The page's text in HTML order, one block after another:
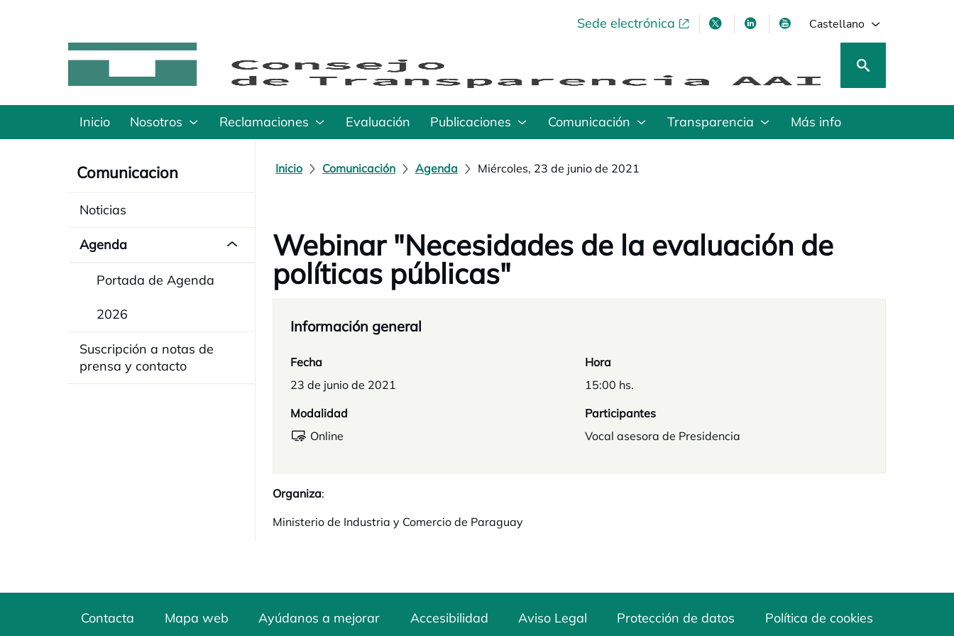
Sede electrónicase abre en una pestaña nueva
se abre en una pestaña nueva
se abre en una pestaña nueva
se abre en una pestaña
Castellano
Inicio Nosotros Reclamaciones Evaluación Publicaciones Comunicación Transparencia Más info
Comunicacion
Noticias
Agenda
Portada de Agenda
2026
Suscripción a notas de
prensa y contacto
Inicio Comunicación Agenda Miércoles, 23 de junio de 2021
Webinar "Necesidades de la evaluación de
políticas públicas"
Información general
Fecha
23 de junio de 2021
Hora
15:00 hs.
Modalidad
Online
Participantes
Vocal asesora de Presidencia
Organiza:
Ministerio de Industria y Comercio de Paraguay
Contacta Mapa web Ayúdanos a mejorar Accesibilidad Aviso Legal Protección de datos Política de cookies